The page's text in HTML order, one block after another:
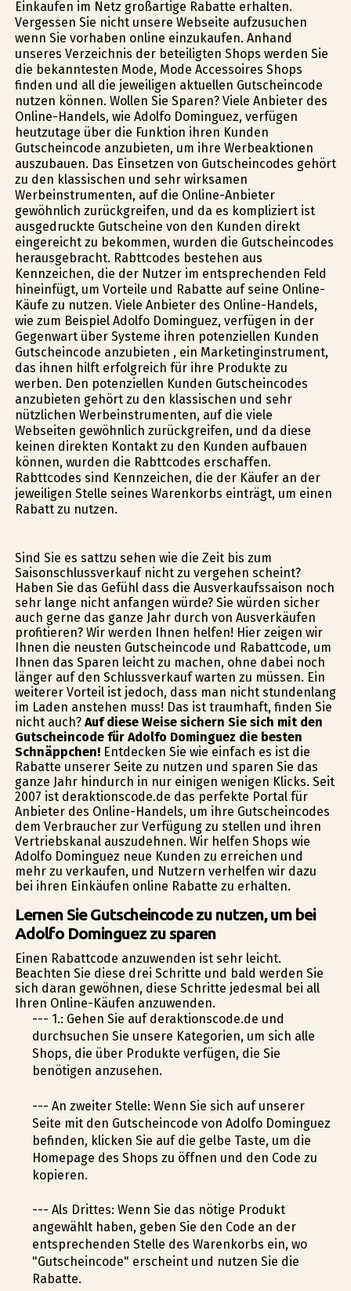
Einkaufen im Netz großartige Rabatte erhalten.
Vergessen Sie nicht unsere Webseite aufzusuchen
wenn Sie vorhaben online einzukaufen. Anhand
unseres Verzeichnis der beteiligten Shops werden Sie
die bekanntesten Mode, Mode Accessoires Shops
finden und all die jeweiligen aktuellen Gutscheincode
nutzen können. Wollen Sie Sparen? Viele Anbieter des
Online-Handels, wie Adolfo Dominguez, verfügen
heutzutage über die Funktion ihren Kunden
Gutscheincode anzubieten, um ihre Werbeaktionen
auszubauen. Das Einsetzen von Gutscheincodes gehört
zu den klassischen und sehr wirksamen
Werbeinstrumenten, auf die Online-Anbieter
gewöhnlich zurückgreifen, und da es kompliziert ist
ausgedruckte Gutscheine von den Kunden direkt
eingereicht zu bekommen, wurden die Gutscheincodes
herausgebracht. Rabttcodes bestehen aus
Kennzeichen, die der Nutzer im entsprechenden Feld
hineinfügt, um Vorteile und Rabatte auf seine Online-
Käufe zu nutzen. Viele Anbieter des Online-Handels,
wie zum Beispiel Adolfo Dominguez, verfügen in der
Gegenwart über Systeme ihren potenziellen Kunden
Gutscheincode anzubieten , ein Marketinginstrument,
das ihnen hilft erfolgreich für ihre Produkte zu
werben. Den potenziellen Kunden Gutscheincodes
anzubieten gehört zu den klassischen und sehr
nützlichen Werbeinstrumenten, auf die viele
Webseiten gewöhnlich zurückgreifen, und da diese
keinen direkten Kontakt zu den Kunden aufbauen
können, wurden die Rabttcodes erschaffen.
Rabttcodes sind Kennzeichen, die der Käufer an der
jeweiligen Stelle seines Warenkorbs einträgt, um einen
Rabatt zu nutzen.
Sind Sie es sattzu sehen wie die Zeit bis zum
Saisonschlussverkauf nicht zu vergehen scheint?
Haben Sie das Gefühl dass die Ausverkaufssaison noch
sehr lange nicht anfangen würde? Sie würden sicher
auch gerne das ganze Jahr durch von Ausverkäufen
profitieren? Wir werden Ihnen helfen! Hier zeigen wir
Ihnen die neusten Gutscheincode und Rabattcode, um
Ihnen das Sparen leicht zu machen, ohne dabei noch
länger auf den Schlussverkauf warten zu müssen. Ein
weiterer Vorteil ist jedoch, dass man nicht stundenlang
im Laden anstehen muss! Das ist traumhaft, finden Sie
nicht auch? Auf diese Weise sichern Sie sich mit den
Gutscheincode für Adolfo Dominguez die besten
Schnäppchen!Entdecken Sie wie einfach es ist die
Rabatte unserer Seite zu nutzen und sparen Sie das
ganze Jahr hindurch in nur einigen wenigen Klicks. Seit
2007 ist deraktionscode.de das perfekte Portal für
Anbieter des Online-Handels, um ihre Gutscheincodes
dem Verbraucher zur Verfügung zu stellen und ihren
Vertriebskanal auszudehnen. Wir helfen Shops wie
Adolfo Dominguez neue Kunden zu erreichen und
mehr zu verkaufen, und Nutzern verhelfen wir dazu
bei ihren Einkäufen online Rabatte zu erhalten.
Lernen Sie Gutscheincode zu nutzen, um bei
Adolfo Dominguez zu sparen
Einen Rabattcode anzuwenden ist sehr leicht.
Beachten Sie diese drei Schritte und bald werden Sie
sich daran gewöhnen, diese Schritte jedesmal bei all
Ihren Online-Käufen anzuwenden.
--- 1.: Gehen Sie auf deraktionscode.de und
durchsuchen Sie unsere Kategorien, um sich alle
Shops, die über Produkte verfügen, die Sie
benötigen anzusehen.
--- An zweiter Stelle: Wenn Sie sich auf unserer
Seite mit den Gutscheincode von Adolfo Dominguez
befinden, klicken Sie auf die gelbe Taste, um die
Homepage des Shops zu öffnen und den Code zu
kopieren.
--- Als Drittes: Wenn Sie das nötige Produkt
angewählt haben, geben Sie den Code an der
entsprechenden Stelle des Warenkorbs ein, wo
"Gutscheincode" erscheint und nutzen Sie die
Rabatte.